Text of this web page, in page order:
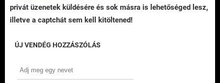
privát üzenetek küldésére és sok másra is lehetőséged lesz,
illetve a captchát sem kell kitöltened!
ÚJ VENDÉG HOZZÁSZÓLÁS